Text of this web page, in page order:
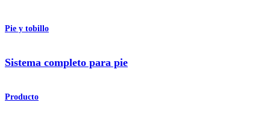
Pie y tobillo
Sistema completo para pie
Producto